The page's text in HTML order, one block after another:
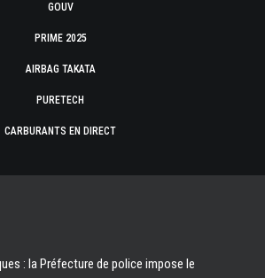
GOUV
PRIME 2025
AIRBAG TAKATA
PURETECH
CARBURANTS EN DIRECT
: la Préfecture de police impose le